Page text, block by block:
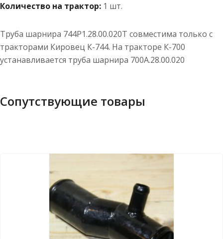
Количество на трактор: 1 шт.
Труба шарнира 744Р1.28.00.020Т совместима только с
тракторами Кировец К-744. На тракторе К-700
устанавливается труба шарнира 700А.28.00.020
Сопутствующие товары